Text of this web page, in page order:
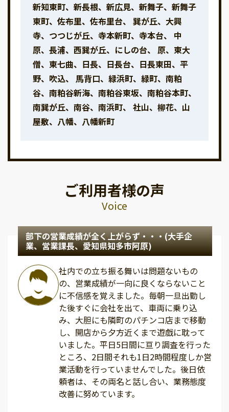
新知東町、新長根、新広見、新舞子、新舞子
東町、佐布里、佐布里台、 巽が丘、大興
寺、つつじが丘、寺本新町、寺本台、 中
原、長浦、西巽が丘、にしの台、 原、東大
僧、東七曲、日長、日長台、日長東田、平
野、吹込、 馬背口、緑浜町、緑町、南粕
谷、南粕谷新海、南粕谷東坂、南粕谷本町、
南巽が丘、南谷、南浜町、 社山、柳花、山
屋敷、八幡、八幡新町
ご利用者様の声
Voice
部下の営業成績が全く上がらず・・・(大手企
業、営業課長、愛知県知多市阿原)
社内での立ち振る舞いは問題ないもの
の、営業成績が一向に良くならないこと
に不信感を覚えました。毎朝一旦出勤し
た後すぐに会社を出て、車両に乗り込
み、大胆にも隣町のパチンコ店まで移動
し、開店から夕方近くまで遊戯に耽って
いました。平日5日間に亘り調査を行った
ところ、2日間それも1日2時間程度しか営
業活動を行っていませんでした。後日依
頼者は、その両名と話し合い、業務態度
改善に努めています。